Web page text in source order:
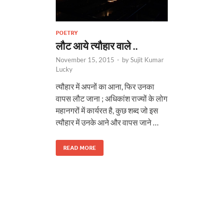
POETRY
लौट आये त्यौहार वाले ..
November 15, 2015 - bySujit Kumar
Lucky
त्यौहार में अपनों का आना, फिर उनका
वापस लौट जाना ; अधिकांश राज्यों के लोग
महानगरों में कार्यरत है, कुछ शब्द जो इस
त्यौहार में उनके आने और वापस जाने …
READ MORE